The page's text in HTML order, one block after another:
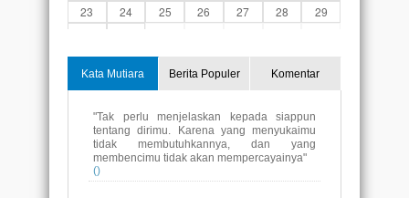
23
24 25 26 27 28
29
Kata Mutiara Berita Populer Komentar
"Tak perlu menjelaskan kepada siappun
tentang dirimu. Karena yang menyukaimu
tidak membutuhkannya, dan yang
membencimu tidak akan mempercayainya"
()